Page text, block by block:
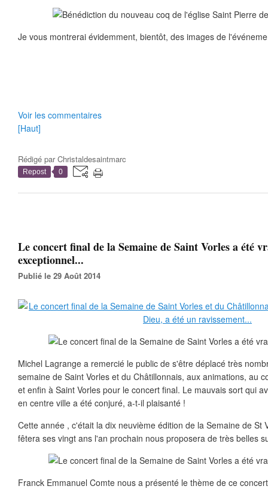
Je vous montrerai évidemment, bientôt, des images de
Voir les commentaires
[Haut]
Rédigé parChristaldesaintmarc
Repost 0
Le concert final de la Semaine de Saint Vorles a été
exceptionnel...
Publié le 29 Août 2014
Michel Lagrange a remercié le public de s'être déplacé très
semaine de Saint Vorles et du Châtillonnais, aux animations, au
et enfin à Saint Vorles pour le concert final. Le mauvais sort qui
en centre ville a été conjuré, a-t-il plaisanté !
Cette année , c'était la dix neuvième édition de la Semaine de St
fêtera ses vingt ans l'an prochain nous proposera de très belles
Franck Emmanuel Comte nous a présenté le thème de ce